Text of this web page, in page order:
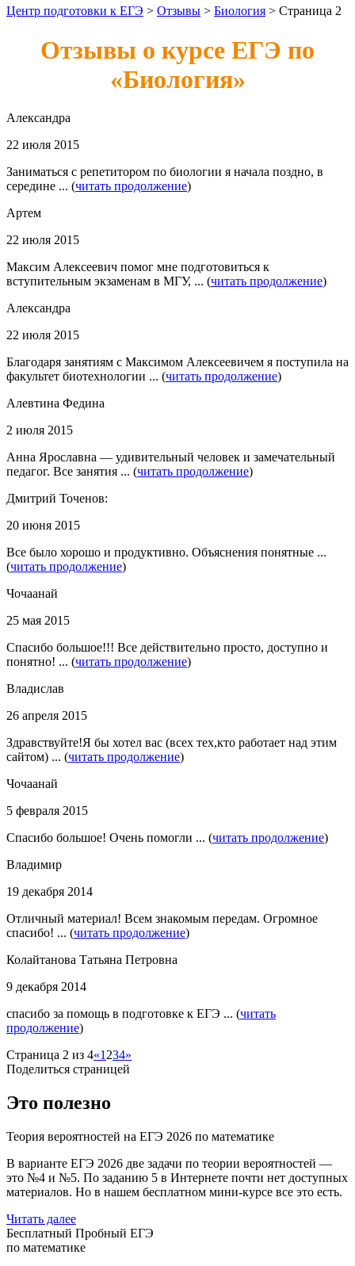
Центр подготовки к ЕГЭ > Отзывы > Биология > Страница 2
Отзывы о курсе ЕГЭ по
«Биология»
Александра
22 июля 2015
Заниматься с репетитором по биологии я начала поздно, в
середине ... (читать продолжение)
Артем
22 июля 2015
Максим Алексеевич помог мне подготовиться к
вступительным экзаменам в МГУ, ... (читать продолжение)
Александра
22 июля 2015
Благодаря занятиям с Максимом Алексеевичем я поступила на
факультет биотехнологии ... (читать продолжение)
Алевтина Федина
2 июля 2015
Анна Ярославна — удивительный человек и замечательный
педагог. Все занятия ... (читать продолжение)
Дмитрий Точенов:
20 июня 2015
Все было хорошо и продуктивно. Объяснения понятные ...
(читать продолжение)
Чочаанай
25 мая 2015
Спасибо большое!!! Все действительно просто, доступно и
понятно! ... (читать продолжение)
Владислав
26 апреля 2015
Здравствуйте!Я бы хотел вас (всех тех,кто работает над этим
сайтом) ... (читать продолжение)
Чочаанай
5 февраля 2015
Спасибо большое! Очень помогли ... (читать продолжение)
Владимир
19 декабря 2014
Отличный материал! Всем знакомым передам. Огромное
спасибо! ... (читать продолжение)
Колайтанова Татьяна Петровна
9 декабря 2014
спасибо за помощь в подготовке к ЕГЭ ... (читать
продолжение)
Страница 2 из 4«1 234»
Поделиться страницей
Это полезно
Теория вероятностей на ЕГЭ 2026 по математике
В варианте ЕГЭ 2026 две задачи по теории вероятностей —
это №4 и №5. По заданию 5 в Интернете почти нет доступных
материалов. Но в нашем бесплатном мини-курсе все это есть.
Читать далее
Бесплатный Пробный ЕГЭ
по математике